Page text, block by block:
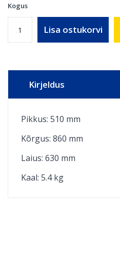
Kogus
Lisa ostukorvi
Kirjeldus
Pikkus: 510 mm
Kõrgus: 860 mm
Laius: 630 mm
Kaal: 5.4 kg